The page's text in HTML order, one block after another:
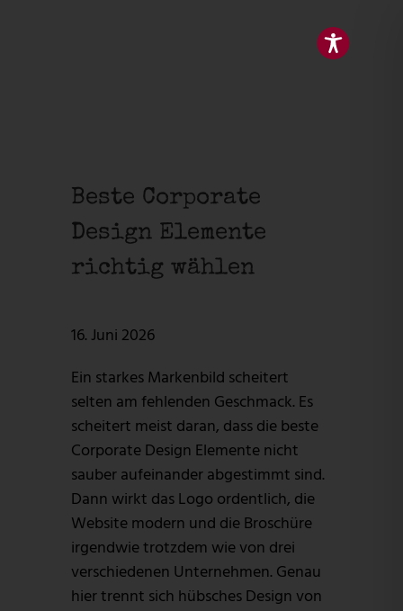
Beste Corporate
Design Elemente
richtig wählen
16. Juni 2026
Ein starkes Markenbild scheitert
selten am fehlenden Geschmack. Es
scheitert meist daran, dass die beste
Corporate Design Elemente nicht
sauber aufeinander abgestimmt sind.
Dann wirkt das Logo ordentlich, die
Website modern und die Broschüre
irgendwie trotzdem wie von drei
verschiedenen Unternehmen. Genau
hier trennt sich hübsches Design von